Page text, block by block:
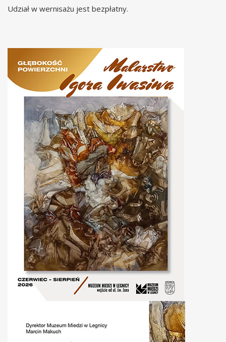
Udział w wernisażu jest bezpłatny.